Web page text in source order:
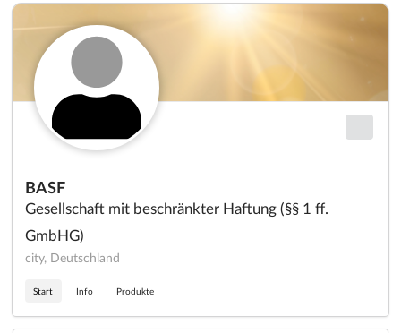
BASF
Gesellschaft mit beschränkter Haftung (§§ 1 ff.
GmbHG)
city, Deutschland
Start Info Produkte